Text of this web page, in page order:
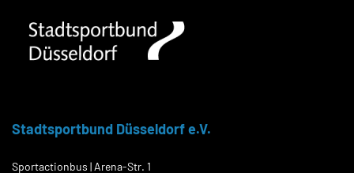
Stadtsportbund Düsseldorf e.V.
Sportactionbus | Arena-Str. 1